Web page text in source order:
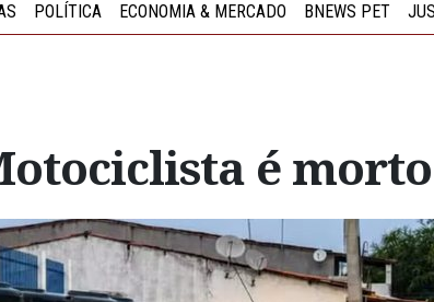
POLÍTICA ECONOMIA & MERCADO BNEWS PET
é